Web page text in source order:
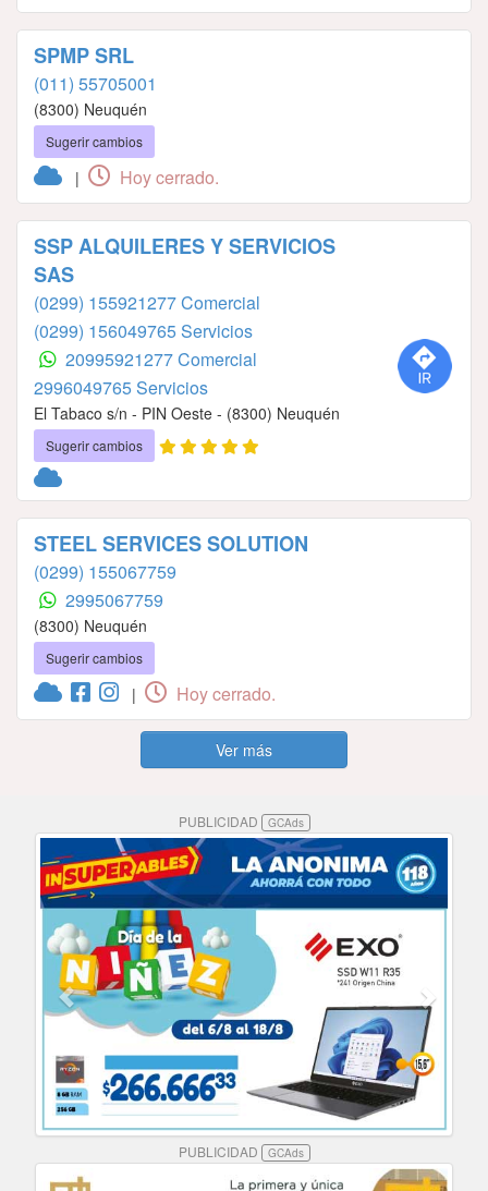
SPMP SRL
(011) 55705001
(8300) Neuquén
Sugerir cambios
| Hoy cerrado.
SSP ALQUILERES Y SERVICIOS
SAS
(0299) 155921277 Comercial
(0299) 156049765 Servicios
20995921277 Comercial
2996049765 Servicios
El Tabaco s/n - PIN Oeste - (8300) Neuquén
Sugerir cambios
STEEL SERVICES SOLUTION
(0299) 155067759
2995067759
(8300) Neuquén
Sugerir cambios
| Hoy cerrado.
Ver más
PUBLICIDAD GCAds
PUBLICIDAD GCAds